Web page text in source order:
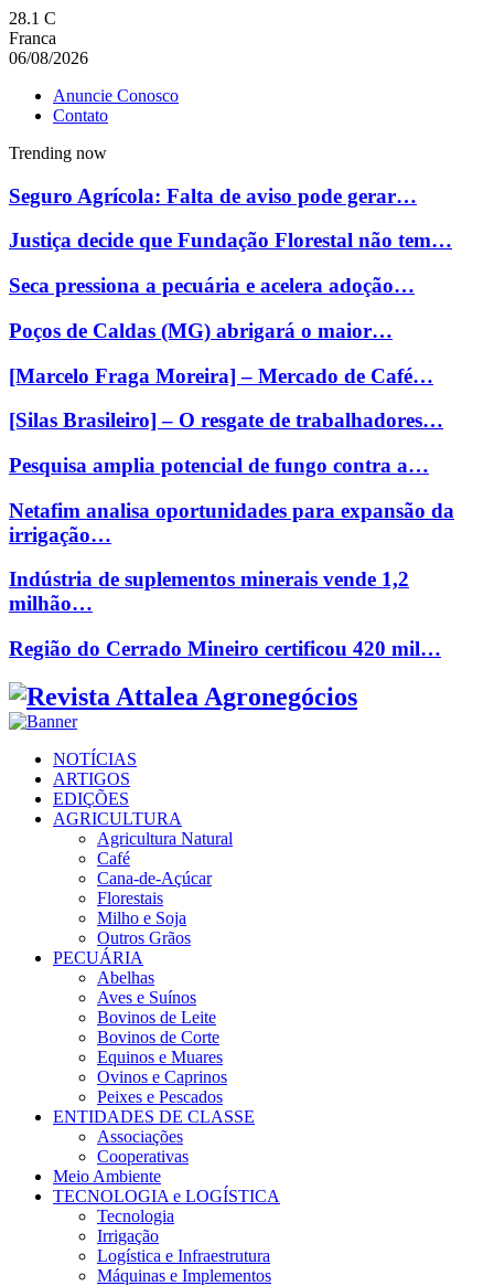
28.1 C
Franca
06/08/2026
Anuncie Conosco
Contato
Trending now
Seguro Agrícola: Falta de aviso pode gerar…
Justiça decide que Fundação Florestal não tem…
Seca pressiona a pecuária e acelera adoção…
Poços de Caldas (MG) abrigará o maior…
[Marcelo Fraga Moreira] – Mercado de Café…
[Silas Brasileiro] – O resgate de trabalhadores…
Pesquisa amplia potencial de fungo contra a…
Netafim analisa oportunidades para expansão da
irrigação…
Indústria de suplementos minerais vende 1,2
milhão…
Região do Cerrado Mineiro certificou 420 mil…
Facebook
Twitter
Instagram
Linkedin
Youtube
Email
NOTÍCIAS
ARTIGOS
EDIÇÕES
AGRICULTURA
Agricultura Natural
Café
Cana-de-Açúcar
Florestais
Milho e Soja
Outros Grãos
PECUÁRIA
Abelhas
Aves e Suínos
Bovinos de Leite
Bovinos de Corte
Equinos e Muares
Ovinos e Caprinos
Peixes e Pescados
ENTIDADES DE CLASSE
Associações
Cooperativas
Meio Ambiente
TECNOLOGIA e LOGÍSTICA
Tecnologia
Irrigação
Logística e Infraestrutura
Máquinas e Implementos